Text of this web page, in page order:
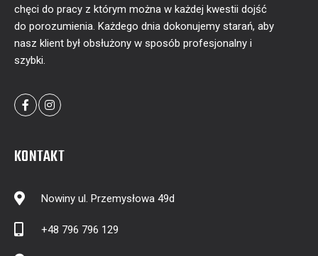
chęci do pracy z którym można w każdej kwestii dojść
do porozumienia. Każdego dnia dokonujemy starań, aby
nasz klient był obsłużony w sposób profesjonalny i
szybki.
KONTAKT
Nowiny ul. Przemysłowa 49d
+48 796 796 129